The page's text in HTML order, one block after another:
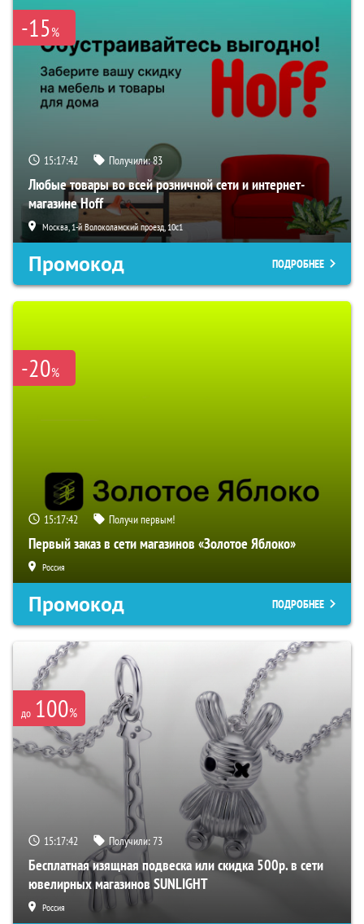
-15%
15:17:41 Получили:83
Любые товары во всей розничной сети и интернет-
магазине Hoff
Москва, 1-й Волоколамский проезд, 10с1
Промокод ПОДРОБНЕЕ
-20%
15:17:41 Получи первым!
Первый заказ в сети магазинов «Золотое Яблоко»
Россия
Промокод ПОДРОБНЕЕ
до 100%
15:17:41 Получили:73
Бесплатная изящная подвеска или скидка 500р. в сети
ювелирных магазинов SUNLIGHT
Россия